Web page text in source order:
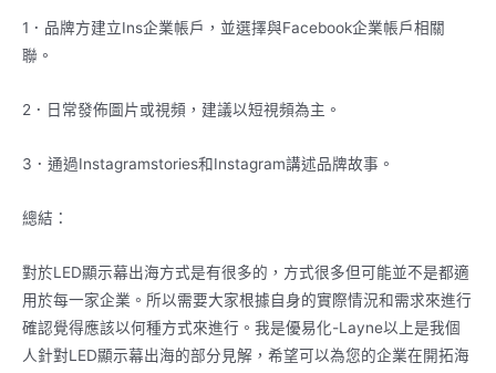
1．品牌方建立Ins企業帳戶，並選擇與Facebook企業帳戶相關
聯。
2．日常發佈圖片或視頻，建議以短視頻為主。
3．通過Instagramstories和Instagram講述品牌故事。
總結：
對於LED顯示幕出海方式是有很多的，方式很多但可能並不是都適
用於每一家企業。所以需要大家根據自身的實際情況和需求來進行
確認覺得應該以何種方式來進行。我是優易化-Layne以上是我個
人針對LED顯示幕出海的部分見解，希望可以為您的企業在開拓海